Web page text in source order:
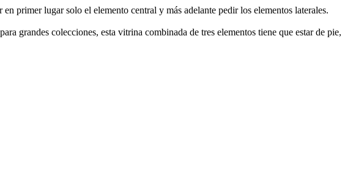
primer lugar solo el elemento central y más adelante pedir los elementos laterales.
grandes colecciones, esta vitrina combinada de tres elementos tiene que estar de pie,